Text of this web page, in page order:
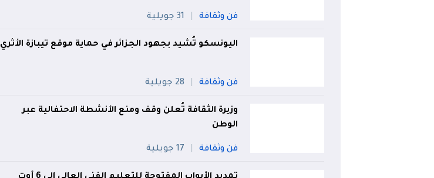
فن وثقافة 31 جويلية
اليونسكو تُشيد بجهود الجزائر في حماية موقع تيبازة الأثري
فن وثقافة 28 جويلية
وزيرة الثقافة تُعلن وقف ومنع الأنشطة الاحتفالية عبر
الوطن
فن وثقافة 17 جويلية